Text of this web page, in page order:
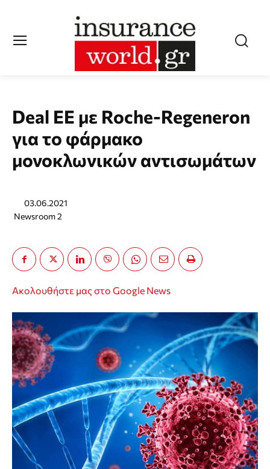
Deal ΕΕ με Roche-Regeneron
για το φάρμακο
μονοκλωνικών αντισωμάτων
03.06.2021
Newsroom 2
Ακολουθήστε μας στο Google News